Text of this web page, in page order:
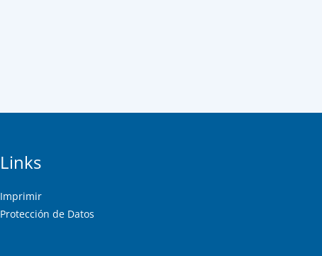
Links
Imprimir
Protección de Datos